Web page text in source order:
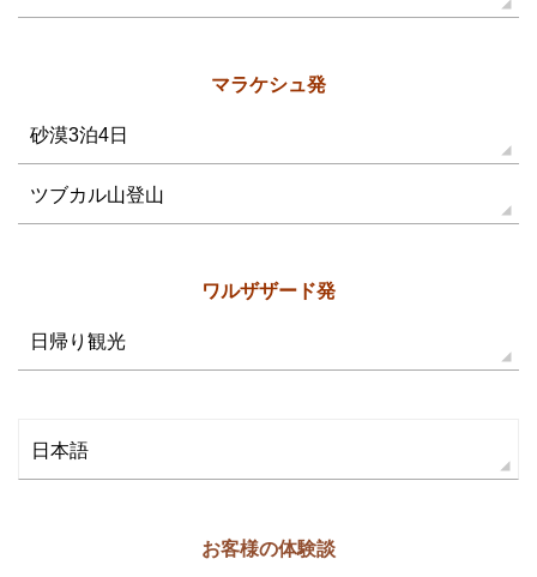
マラケシュ発
砂漠3泊4日
ツブカル山登山
ワルザザード発
日帰り観光
日本語
お客様の体験談